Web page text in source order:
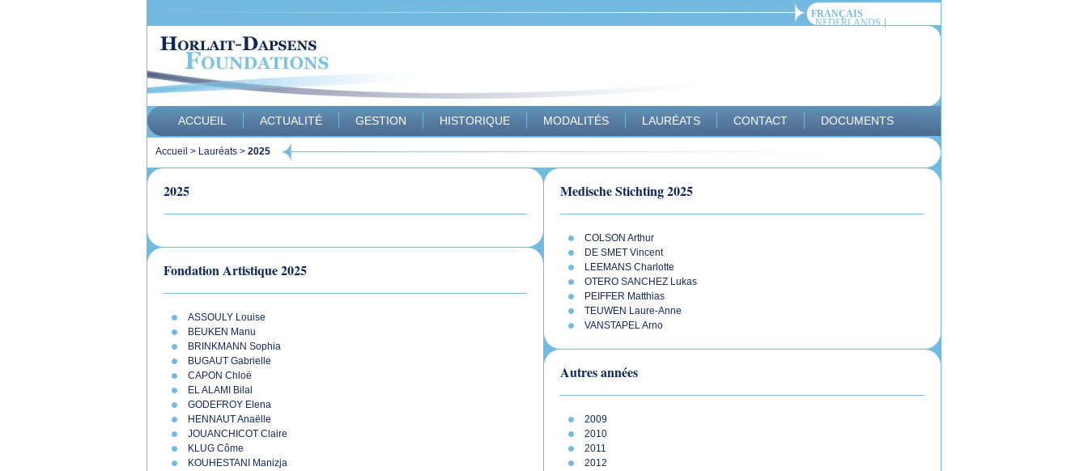
FRANÇAIS
NEDERLANDS
ACCUEIL ACTUALITÉ GESTION HISTORIQUE MODALITÉS LAURÉATS CONTACT DOCUMENTS
Accueil > Lauréats > 2025
2025
Fondation Artistique 2025
ASSOULY Louise
BEUKEN Manu
BRINKMANN Sophia
BUGAUT Gabrielle
CAPON Chloë
EL ALAMI Bilal
GODEFROY Elena
HENNAUT Anaëlle
JOUANCHICOT Claire
KLUG Côme
KOUHESTANI Manizja
Medische Stichting 2025
COLSON Arthur
DE SMET Vincent
LEEMANS Charlotte
OTERO SANCHEZ Lukas
PEIFFER Matthias
TEUWEN Laure-Anne
VANSTAPEL Arno
Autres années
2009
2010
2011
2012